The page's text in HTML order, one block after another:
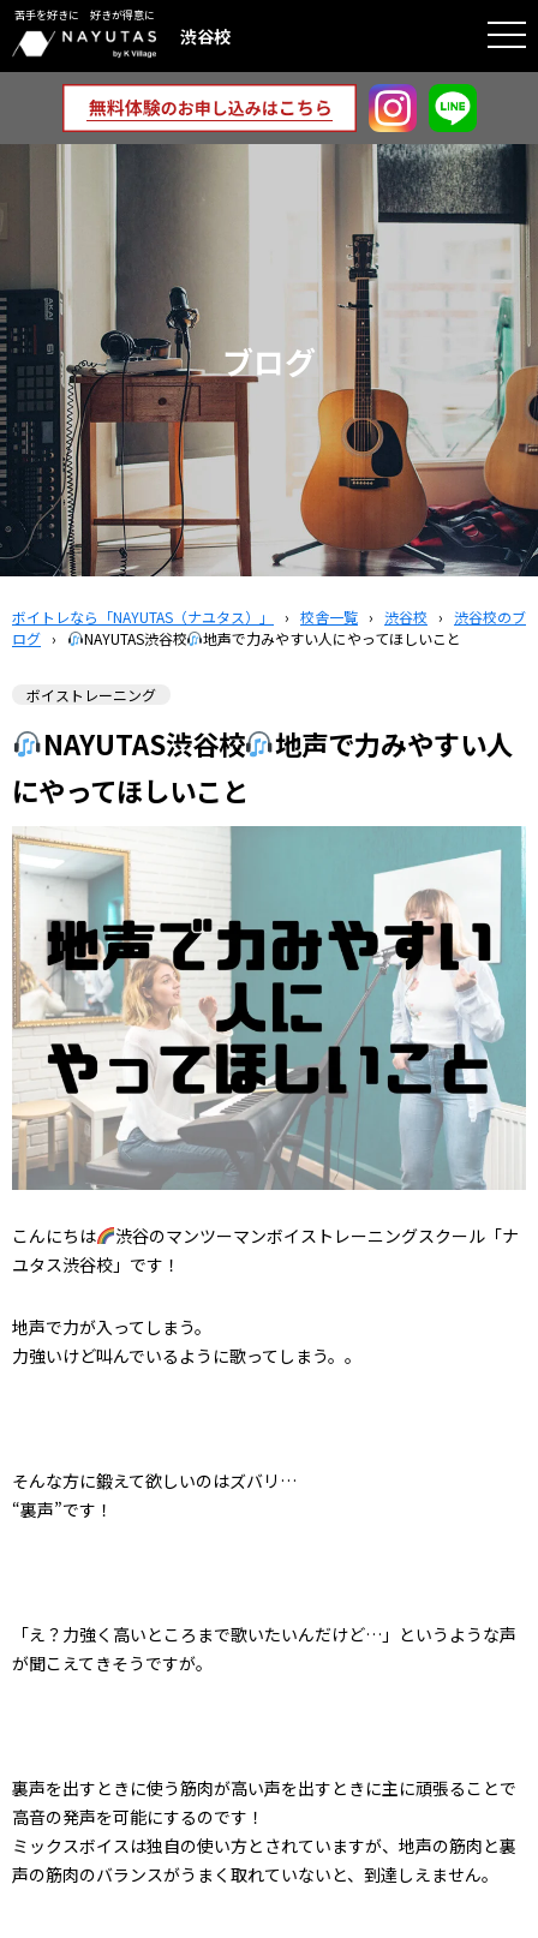
苦手を好きに 好きが得意に
渋谷校
ブログ
ボイトレなら「NAYUTAS（ナユタス）」 › 校舎一覧 › 渋谷校 › 渋谷校のブ
ログ › NAYUTAS渋谷校 地声で力みやすい人にやってほしいこと
ボイストレーニング
NAYUTAS渋谷校
地声で力みやすい人
にやってほしいこと
こんにちは
渋谷のマンツーマンボイストレーニングスクール「ナ
ユタス渋谷校」です！
地声で力が入ってしまう。
力強いけど叫んでいるように歌ってしまう。。
そんな方に鍛えて欲しいのはズバリ…
“裏声”です！
「え？力強く高いところまで歌いたいんだけど…」というような声
が聞こえてきそうですが。
裏声を出すときに使う筋肉が高い声を出すときに主に頑張ることで
高音の発声を可能にするのです！
ミックスボイスは独自の使い方とされていますが、地声の筋肉と裏
声の筋肉のバランスがうまく取れていないと、到達しえません。